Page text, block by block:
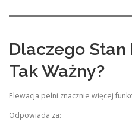
Dlaczego
Tak Ważny?
Elewacja pełni znacznie więcej
Odpowiada za: